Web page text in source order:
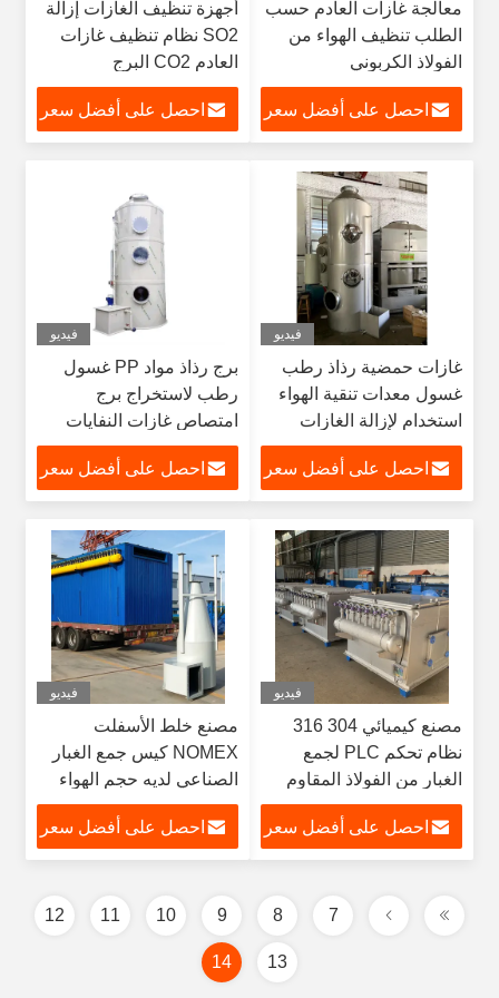
معالجة غازات العادم حسب
الطلب تنظيف الهواء من
الفولاذ الكربوني
احصل على أفضل سعر
أجهزة تنظيف الغازات إزالة
SO2 نظام تنظيف غازات
العادم CO2 البرج
احصل على أفضل سعر
فيديو
غازات حمضية رذاذ رطب
غسول معدات تنقية الهواء
استخدام لإزالة الغازات
الضارة مصنع كيميائي
احصل على أفضل سعر
فيديو
برج رذاذ مواد PP غسول
رطب لاستخراج برج
امتصاص غازات النفايات
احصل على أفضل سعر
فيديو
مصنع كيميائي 304 316
نظام تحكم PLC لجمع
الغبار من الفولاذ المقاوم
للصدأ
احصل على أفضل سعر
فيديو
مصنع خلط الأسفلت
NOMEX كيس جمع الغبار
الصناعي لديه حجم الهواء
الكبير و تأثير جيد
احصل على أفضل سعر
7
8
9
10
11
12
13
14